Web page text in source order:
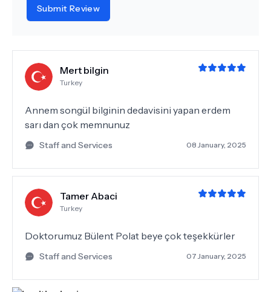
Submit Review
Mert bilgin
Turkey
Annem songül bilginin dedavisini yapan erdem
sarı dan çok memnunuz
Staff and Services 08 January, 2025
Tamer Abaci
Turkey
Doktorumuz Bülent Polat beye çok teşekkürler
Staff and Services 07 January, 2025